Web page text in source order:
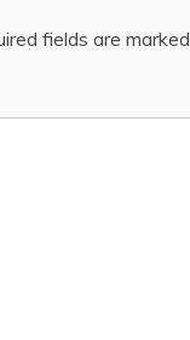
fields are marked